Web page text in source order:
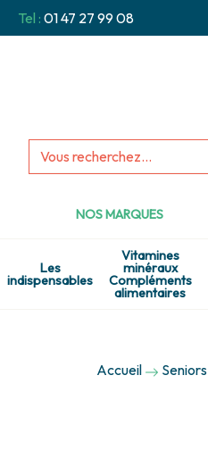
Tel : 01 47 27 99 08
NOS MARQUES
Les
indispensables
Vitamines
minéraux
Compléments
alimentaires
Accueil Seniors